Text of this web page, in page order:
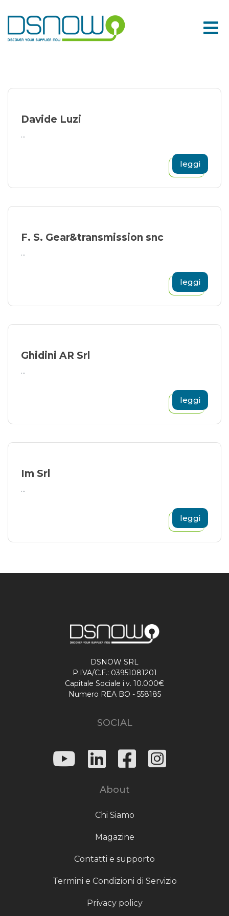
to
content
Davide Luzi
...
leggi
F. S. Gear&transmission snc
...
leggi
Ghidini AR Srl
...
leggi
Im Srl
...
leggi
DSNOW SRL
P.IVA/C.F.: 03951081201
Capitale Sociale i.v. 10.000€
Numero REA BO - 558185
SOCIAL
About
Chi Siamo
Magazine
Contatti e supporto
Termini e Condizioni di Servizio
Privacy policy